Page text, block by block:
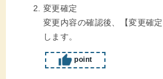
変更確定
変更内容の確認後、【変更確
します。
point